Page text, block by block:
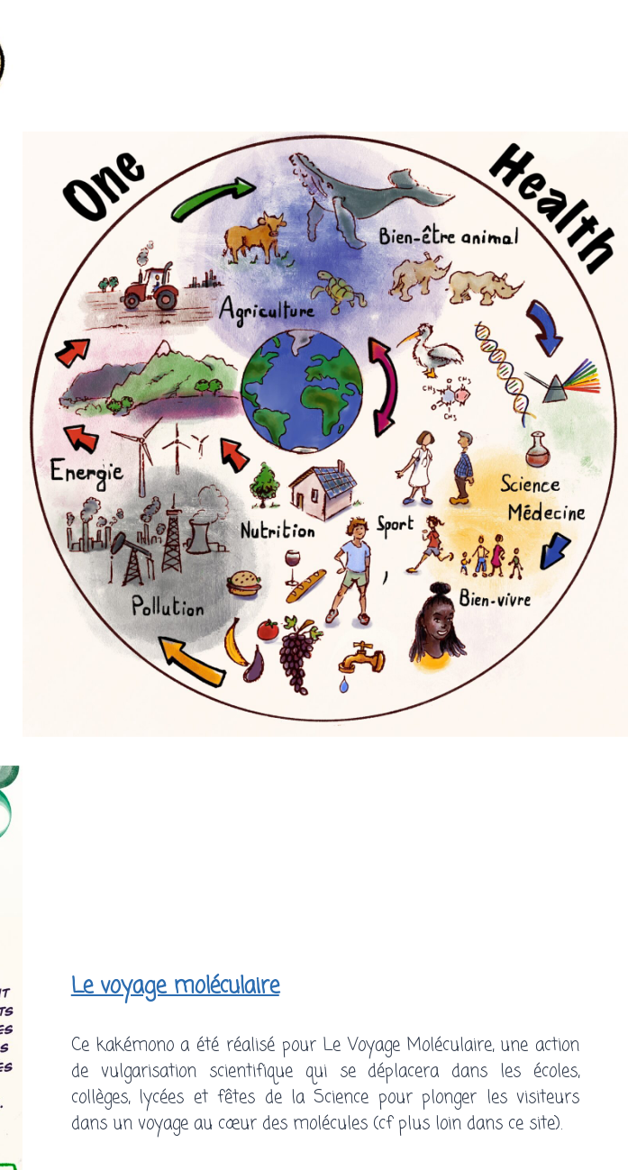
Le voyage moléculaire
Ce kakémono a été réalisé pour Le Voyage Moléculaire, une action
de vulgarisation scientifique qui se déplacera dans les écoles,
collèges, lycées et fêtes de la Science pour plonger les visiteurs
dans un voyage au cœur des molécules (cf plus loin dans ce site).